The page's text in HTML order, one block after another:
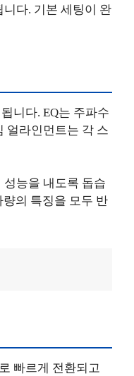
다. 기본 세팅이 완
니다. EQ는 주파수
얼라인먼트는 각 스
능을 내도록 돕습
의 특징을 모두 반
빠르게 전환되고